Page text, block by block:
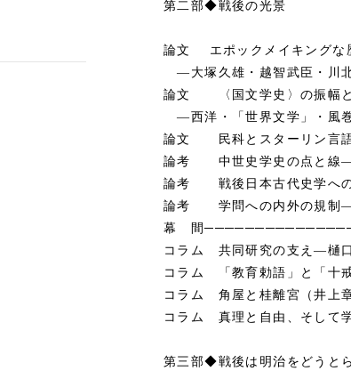
第二部◆戦後の光景
論文 エポックメイキングな
―大塚久雄・越智武臣・川
論文 〈国文学史〉の振幅
―西洋・「世界文学」・風
論文 民科とスターリン言語
論考 中世史学史の点と線―
論考 戦後日本古代史学への
論考 学問への内外の規制―
幕 間
コラム 共同研究の支え―樋
コラム 「教育勅語」と「十
コラム 角屋と桂離宮（井上章
コラム 真理と自由、そして
第三部◆戦後は明治をどうと